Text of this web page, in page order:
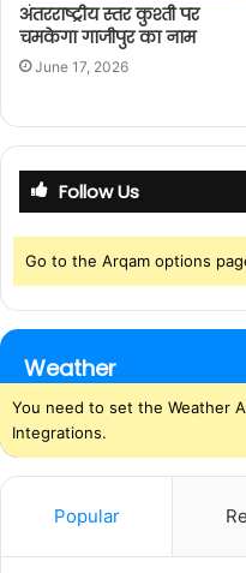
अंतरराष्ट्रीय स्तर कुश्ती पर
चमकेगा गाजीपुर का नाम
June 17, 2026
Follow Us
Go to the Arqam options
Weather
You need to set the Weather
Integrations.
Popular